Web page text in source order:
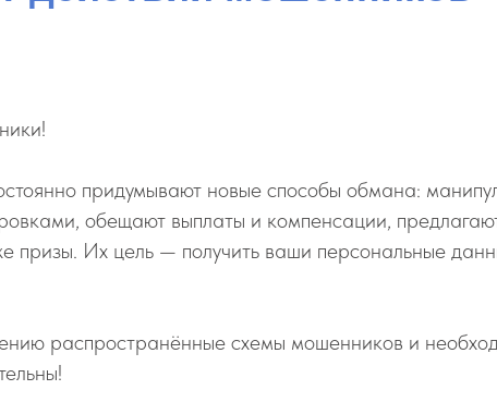
придумывают новые способы обмана:
обещают выплаты и компенсации,
призы. Их цель — получить ваши персональные
распространённые схемы мошенников и